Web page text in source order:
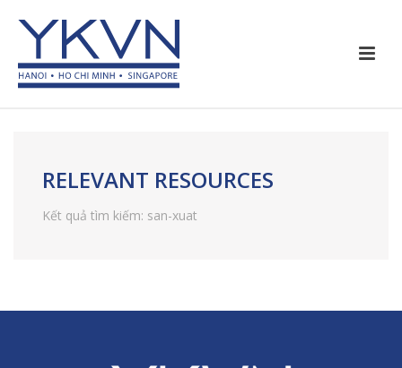
RELEVANT RESOURCES
Kết quả tìm kiếm: san-xuat